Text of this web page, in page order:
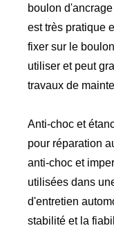
boulon
est très pratique
fixer sur le
utiliser et peut
travaux de
Anti-choc et
pour réparation
anti-choc et
utilisées dans
d'entretien
stabilité et la